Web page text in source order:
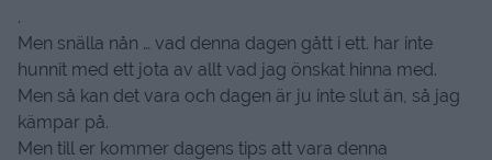
.
Men snälla nån … vad denna dagen gått i ett. har inte
hunnit med ett jota av allt vad jag önskat hinna med.
Men så kan det vara och dagen är ju inte slut än, så jag
kämpar på.
Men till er kommer dagens tips att vara denna